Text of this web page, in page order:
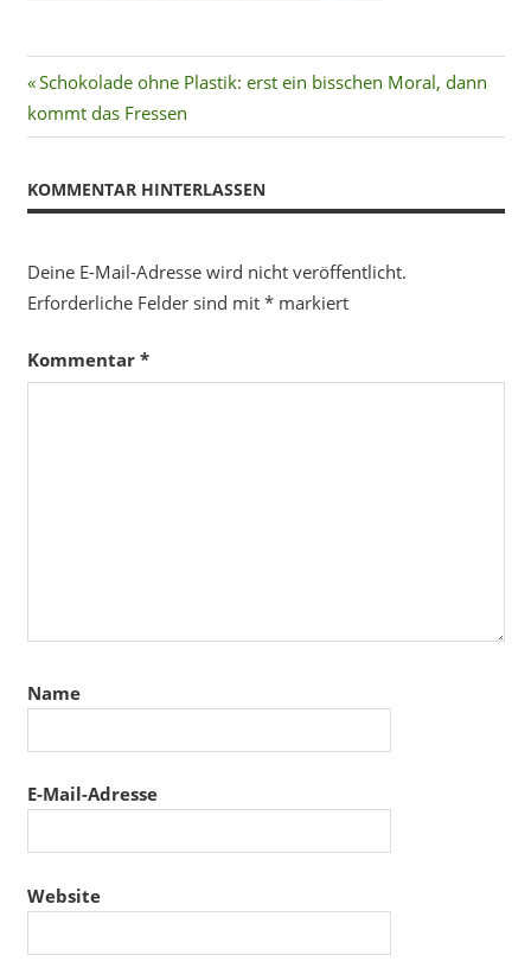
Beitragsnavigation
Vorheriger
Beitrag:
Schokolade ohne Plastik: erst ein bisschen Moral, dann
kommt das Fressen
KOMMENTAR HINTERLASSEN
Deine E-Mail-Adresse wird nicht veröffentlicht.
Erforderliche Felder sind mit *markiert
Kommentar *
Name
E-Mail-Adresse
Website